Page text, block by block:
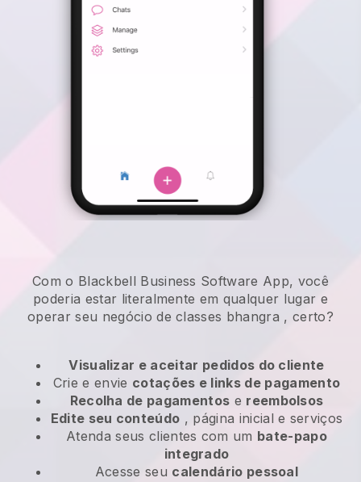
Com o Blackbell Business Software App, você
poderia estar literalmente em qualquer lugar e
operar seu negócio de classes bhangra , certo?
Visualizar e aceitar pedidos do cliente
Crie e envie cotações e links de pagamento
Recolha de pagamentos e reembolsos
Edite seu conteúdo , página inicial e serviços
Atenda seus clientes com um bate-papo
integrado
Acesse seu calendário pessoal